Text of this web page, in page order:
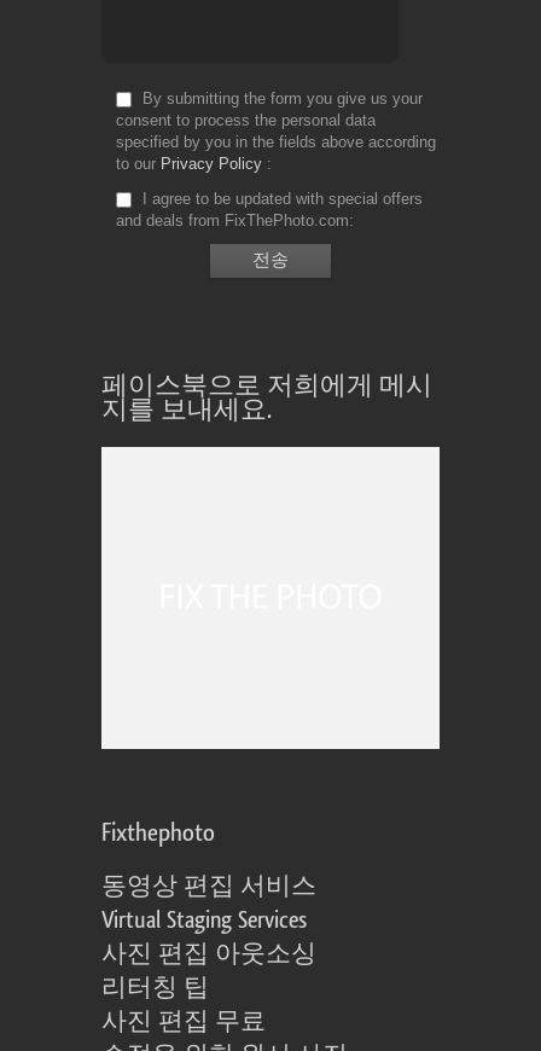
By submitting the form you give us your
consent to process the personal data
specified by you in the fields above according
to our Privacy Policy
I agree to be updated with special offers
and deals from FixThePhoto.com
페이스북으로 저희에게 메시
지를 보내세요.
Fixthephoto
동영상 편집 서비스
Virtual Staging Services
사진 편집 아웃소싱
리터칭 팁
사진 편집 무료